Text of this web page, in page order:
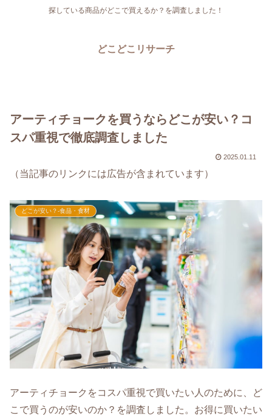
探している商品がどこで買えるか？を調査しました！
どこどこリサーチ
アーティチョークを買うならどこが安い？コ
スパ重視で徹底調査しました
2025.01.11
（当記事のリンクには広告が含まれています）
どこが安い？-食品・食材
アーティチョークをコスパ重視で買いたい人のために、ど
こで買うのが安いのか？を調査しました。お得に買いたい